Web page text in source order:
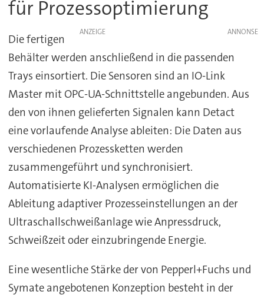
für Prozessoptimierung
ANZEIGE
Die fertigen
Behälter werden anschließend in die passenden
Trays einsortiert. Die Sensoren sind an IO-Link
Master mit OPC-UA-Schnittstelle angebunden. Aus
den von ihnen gelieferten Signalen kann Detact
eine vorlaufende Analyse ableiten: Die Daten aus
verschiedenen Prozessketten werden
zusammengeführt und synchronisiert.
Automatisierte KI-Analysen ermöglichen die
Ableitung adaptiver Prozesseinstellungen an der
Ultraschallschweißanlage wie Anpressdruck,
Schweißzeit oder einzubringende Energie.
Eine wesentliche Stärke der von Pepperl+Fuchs und
Symate angebotenen Konzeption besteht in der